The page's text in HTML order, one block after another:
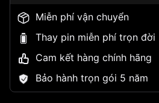
Miễn phí vận chuyển
Thay pin miễn phí trọn đời
Cam kết hàng chính hãng
Bảo hành trọn gói 5 năm